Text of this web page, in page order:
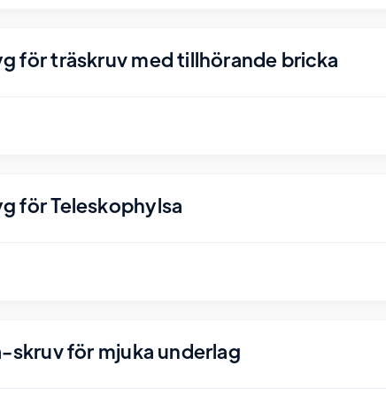
för träskruv med tillhörande bricka
för Teleskophylsa
för mjuka underlag